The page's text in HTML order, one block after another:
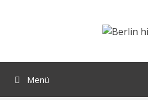
Menü